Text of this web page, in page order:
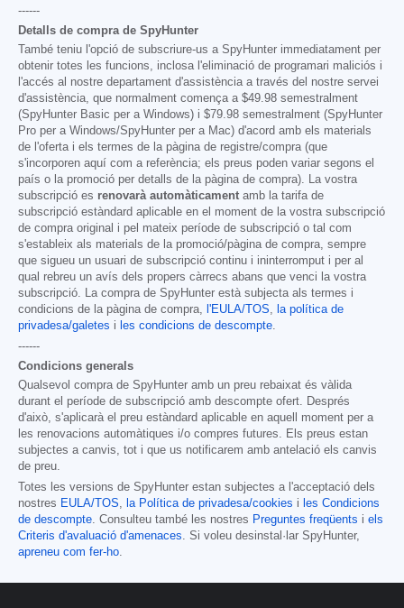
------
Detalls de compra de SpyHunter
També teniu l'opció de subscriure-us a SpyHunter immediatament per
obtenir totes les funcions, inclosa l'eliminació de programari maliciós i
l'accés al nostre departament d'assistència a través del nostre servei
d'assistència, que normalment comença a $49.98 semestralment
(SpyHunter Basic per a Windows) i $79.98 semestralment (SpyHunter
Pro per a Windows/SpyHunter per a Mac) d'acord amb els materials
de l'oferta i els termes de la pàgina de registre/compra (que
s'incorporen aquí com a referència; els preus poden variar segons el
país o la promoció per detalls de la pàgina de compra). La vostra
subscripció es renovarà automàticament amb la tarifa de
subscripció estàndard aplicable en el moment de la vostra subscripció
de compra original i pel mateix període de subscripció o tal com
s'estableix als materials de la promoció/pàgina de compra, sempre
que sigueu un usuari de subscripció continu i ininterromput i per al
qual rebreu un avís dels propers càrrecs abans que venci la vostra
subscripció. La compra de SpyHunter està subjecta als termes i
condicions de la pàgina de compra,
l'EULA/TOS
la política de
privadesa/galetes i les condicions de descompte
------
Condicions generals
Qualsevol compra de SpyHunter amb un preu rebaixat és vàlida
durant el període de subscripció amb descompte ofert. Després
d'això, s'aplicarà el preu estàndard aplicable en aquell moment per a
les renovacions automàtiques i/o compres futures. Els preus estan
subjectes a canvis, tot i que us notificarem amb antelació els canvis
de preu.
Totes les versions de SpyHunter estan subjectes a l'acceptació dels
nostres EULA/TOS la Política de privadesa/cookies i les Condicions
de descompte . Consulteu també les nostres Preguntes freqüents i els
Criteris d'avaluació d'amenaces . Si voleu desinstal·lar SpyHunter,
apreneu com fer-ho